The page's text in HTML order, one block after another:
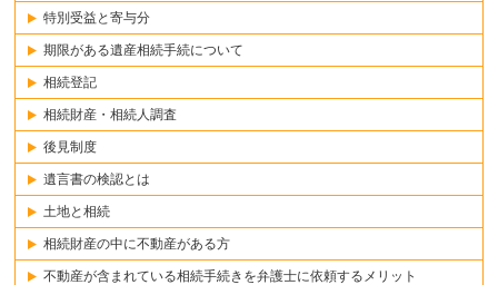
特別受益と寄与分
期限がある遺産相続手続について
相続登記
相続財産・相続人調査
後見制度
遺言書の検認とは
土地と相続
相続財産の中に不動産がある方
不動産が含まれている相続手続きを弁護士に依頼するメリット